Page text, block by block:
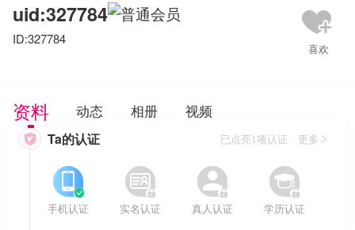
uid:327784
ID:327784
资料 动态 相册 视频
 Ta的认证 已点亮1项认证 更多


手机认证


实名认证


真人认证


学历认证